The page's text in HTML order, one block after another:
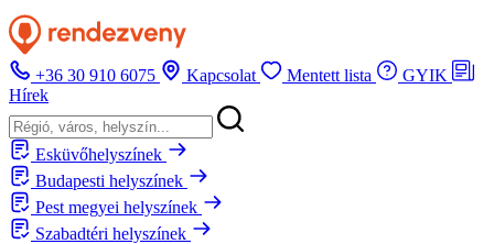
+36 30 910 6075 Kapcsolat Mentett lista
GYIK
Hírek
Esküvőhelyszínek
Budapesti helyszínek
Pest megyei helyszínek
Szabadtéri helyszínek